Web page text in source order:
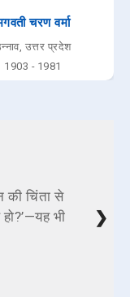
चरण वर्मा
उत्तर प्रदेश
1903 - 1981
चिंता से
भी
❯